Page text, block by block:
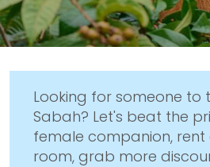
Looking for someone to
Sabah? Let's beat the
female companion, rent
room, grab more